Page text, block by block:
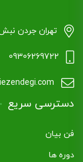
تهران جردن نبش
09306269722
دسترسی سریع
فن بیان
دوره ها